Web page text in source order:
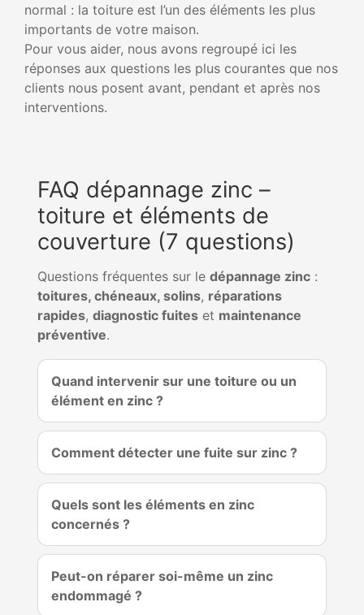
normal : la toiture est l’un des éléments les plus
importants de votre maison.
Pour vous aider, nous avons regroupé ici les
réponses aux questions les plus courantes que nos
clients nous posent avant, pendant et après nos
interventions.
FAQ dépannage zinc –
toiture et éléments de
couverture (7 questions)
Questions fréquentes sur le dépannage zinc :
toitures, chéneaux, solins, réparations
rapides, diagnostic fuites et maintenance
préventive.
Quand intervenir sur une toiture ou un
élément en zinc ?
Comment détecter une fuite sur zinc ?
Quels sont les éléments en zinc
concernés ?
Peut-on réparer soi-même un zinc
endommagé ?